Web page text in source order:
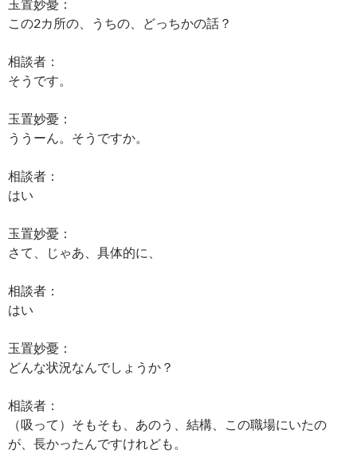
玉置妙憂：
この2カ所の、うちの、どっちかの話？
相談者：
そうです。
玉置妙憂：
ううーん。そうですか。
相談者：
はい
玉置妙憂：
さて、じゃあ、具体的に、
相談者：
はい
玉置妙憂：
どんな状況なんでしょうか？
相談者：
（吸って）そもそも、あのう、結構、この職場にいたの
が、長かったんですけれども。